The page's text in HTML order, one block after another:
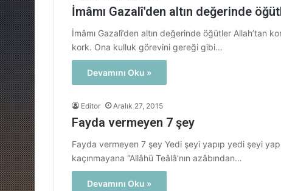
İmâmı Gazalî'den altın değerinde
İmâmı Gazalî’den altın değerinde öğütler Allah’tan
kork. Ona kulluk görevini gereği gibi…
Devamını Oku »
Editor Aralık 27, 2015
Fayda vermeyen 7 şey
Fayda vermeyen 7 şey Yedi şeyi yapıp yedi şeyi
kaçınmayana “Allâhü Teâlâ’nın azâbından…
Devamını Oku »